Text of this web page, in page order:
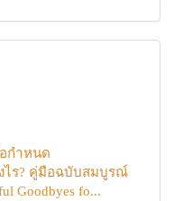
กำหนด
ไร? คู่มือฉบับสมบูรณ์
Goodbyes fo...